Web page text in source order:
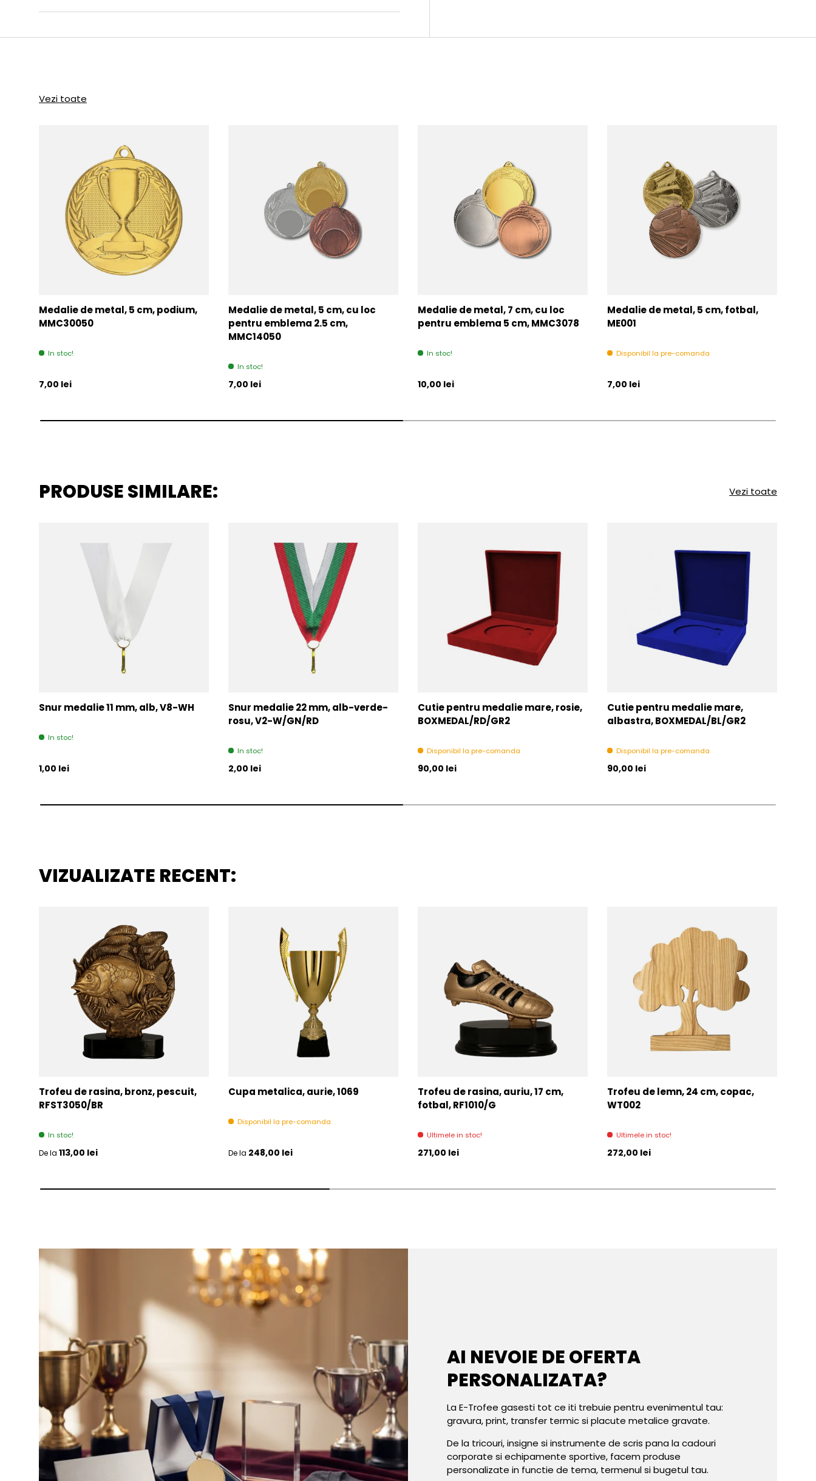
Vezi toate
Medalie de metal, 5 cm, podium,
MMC30050
In stoc!
Pret initial
7,00 lei
Medalie de metal, 5 cm, cu loc
pentru emblema 2.5 cm,
MMC14050
In stoc!
Pret initial
7,00 lei
Medalie de metal, 7 cm, cu loc
pentru emblema 5 cm, MMC3078
In stoc!
Pret initial
10,00 lei
Medalie de metal, 5 cm, fotbal,
ME001
Disponibil la pre-comanda
Pret initial
7,00 lei
PRODUSE SIMILARE: Vezi toate
Snur medalie 11 mm, alb, V8-WH
In stoc!
Pret initial
1,00 lei
Snur medalie 22 mm, alb-verde-
rosu, V2-W/GN/RD
In stoc!
Pret initial
2,00 lei
Cutie pentru medalie mare, rosie,
BOXMEDAL/RD/GR2
Disponibil la pre-comanda
Pret initial
90,00 lei
Cutie pentru medalie mare,
albastra, BOXMEDAL/BL/GR2
Disponibil la pre-comanda
Pret initial
90,00 lei
VIZUALIZATE RECENT:
Trofeu de rasina, bronz, pescuit,
RFST3050/BR
In stoc!
Pret initial
De la 113,00 lei
Cupa metalica, aurie, 1069
Disponibil la pre-comanda
Pret initial
De la 248,00 lei
Trofeu de rasina, auriu, 17 cm,
fotbal, RF1010/G
Ultimele in stoc!
Pret initial
271,00 lei
Trofeu de lemn, 24 cm, copac,
WT002
Ultimele in stoc!
Pret initial
272,00 lei
AI NEVOIE DE OFERTA
PERSONALIZATA?
La E-Trofee gasesti tot ce iti trebuie pentru evenimentul tau:
gravura, print, transfer termic si placute metalice gravate.
De la tricouri, insigne si instrumente de scris pana la cadouri
corporate si echipamente sportive, facem produse
personalizate in functie de tema, termenul si bugetul tau.